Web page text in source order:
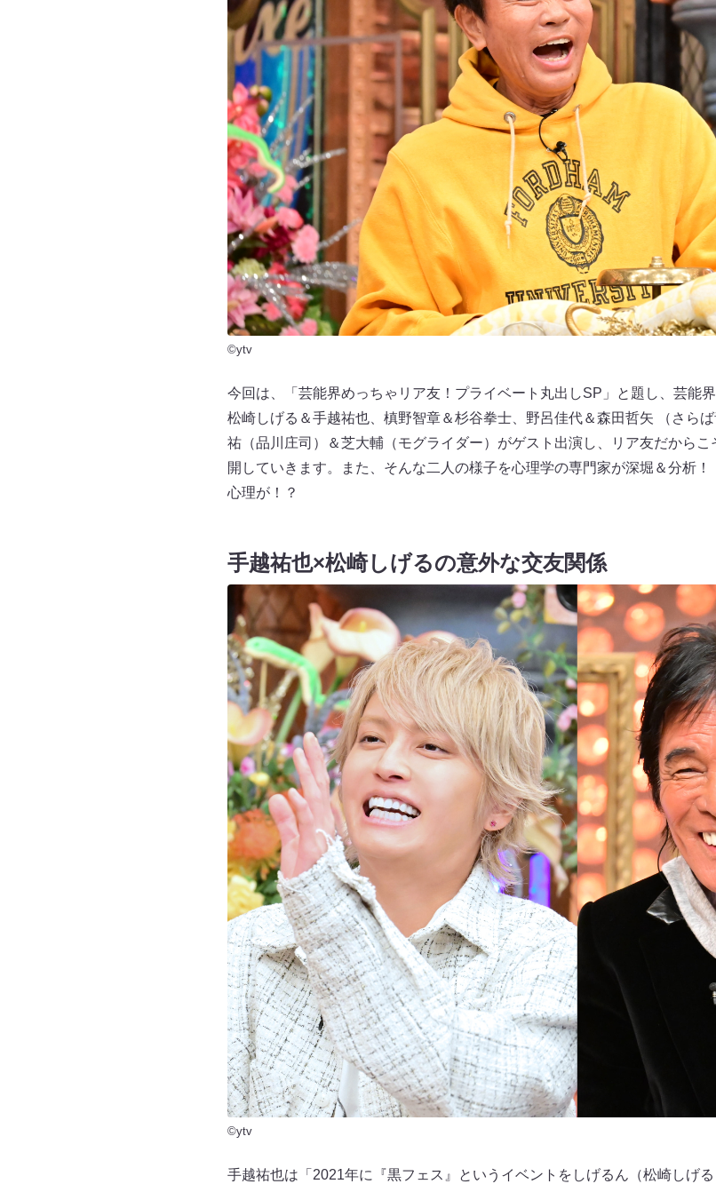
©ytv
今回は、「芸能界めっちゃリア友！プライベート丸出しSP」と題し、芸能
松崎しげる＆手越祐也、槙野智章＆杉谷拳士、野呂佳代＆森田哲矢 （さら
祐（品川庄司）＆芝大輔（モグライダー）がゲスト出演し、リア友だから
開していきます。また、そんな二人の様子を心理学の専門家が深堀＆分析
心理が！？
手越祐也×松崎しげるの意外な交友関係
©ytv
手越祐也は「2021年に『黒フェス』というイベントをしげるん（松崎しげ